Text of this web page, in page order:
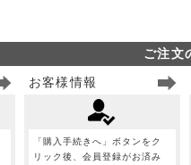
ご注文
お客様情報
「購入手続きへ」ボタンをク
リック後、会員登録がお済み